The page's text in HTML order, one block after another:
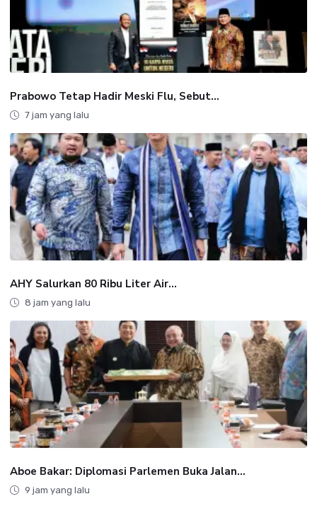
Prabowo Tetap Hadir Meski Flu, Sebut...
7 jam yang lalu
AHY Salurkan 80 Ribu Liter Air...
8 jam yang lalu
Aboe Bakar: Diplomasi Parlemen Buka Jalan...
9 jam yang lalu